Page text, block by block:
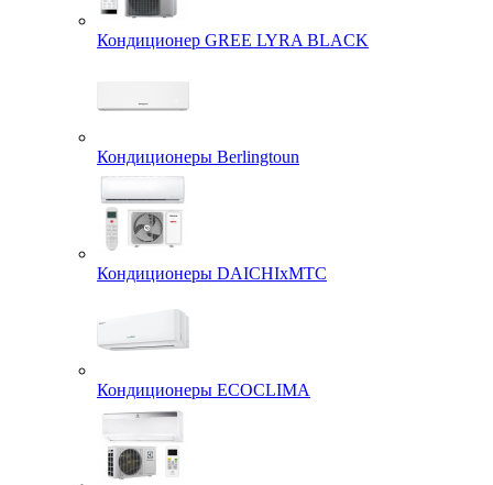
Кондиционер GREE LYRA BLACK
Кондиционеры Berlingtoun
Кондиционеры DAICHIxMTC
Кондиционеры ECOCLIMA